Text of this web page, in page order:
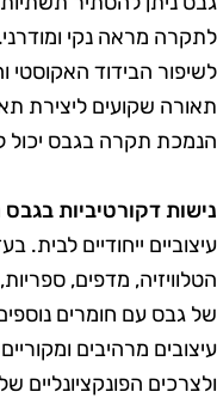
מראה נקי
הבידוד האקוסטי
שקועים ליצירת
תקרה בגבס יכול
דקורטיביות בגבס
ייחודיים לבית.
מדפים,
גבס עם חומרים
מרהיבים
הפונקציונליים